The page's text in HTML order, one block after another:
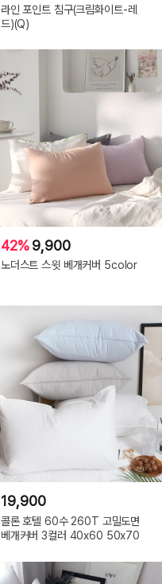
라인 포인트 침구(크림화이트-레
드)(Q)
42%9,900
노더스트 스윗 베개커버 5color
19,900
콜론 호텔 60수 260T 고밀도면
베개커버 3컬러 40x60 50x70